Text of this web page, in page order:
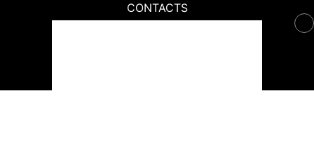
CONTACTS
Contacter Generations